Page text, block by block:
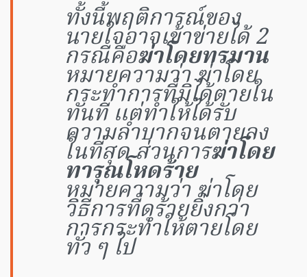
ทั้งนี้พฤติการณ์ของ
นายใจอาจเข้าข่ายได้ 2
กรณีคือฆ่าโดยทรมาน
หมายความว่า ฆ่าโดย
กระทำการที่มิได้ตายใน
ทันที แต่ทำให้ได้รับ
ความลำบากจนตายลง
ในที่สุด ส่วนการฆ่าโดย
ทารุณโหดร้าย
หมายความว่า ฆ่าโดย
วิธีการที่ดุร้ายยิ่งกว่า
การกระทำให้ตายโดย
ทั่ว ๆ ไป